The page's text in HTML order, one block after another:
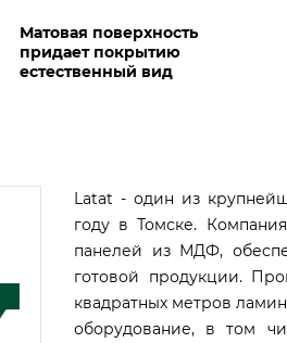
Матовая поверхность
придает покрытию
естественный вид
Latat - один из
году в Томске.
панелей из МДФ,
готовой продукции.
квадратных метров
оборудование, в том